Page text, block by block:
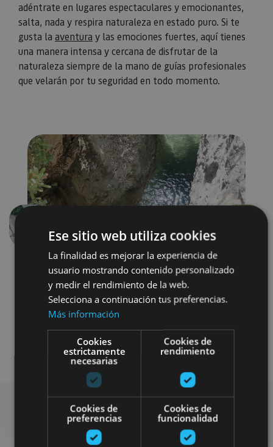
adéntrate en lugares espectaculares y emocionantes,
salta, nada y respira naturaleza en estado puro. Si te
gusta la aventura y las emociones fuertes, aquí tienes
una manera intensa y cercana de disfrutar de la
naturaleza siempre de la mano de guías profesionales
que velarán por tu seguridad en todo momento.
Anterior
Senderismo y montaña Agua
Ese sitio web utiliza cookies
La finalidad es mejorar la experiencia de
usuario mostrando contenido personalizado
y medir el rendimiento de la web.
Selecciona a continuación tus preferencias.
Más información
Cookies
estrictamente
necesarias
Cookies de
rendimiento
Cookies de
preferencias
Cookies de
funcionalidad